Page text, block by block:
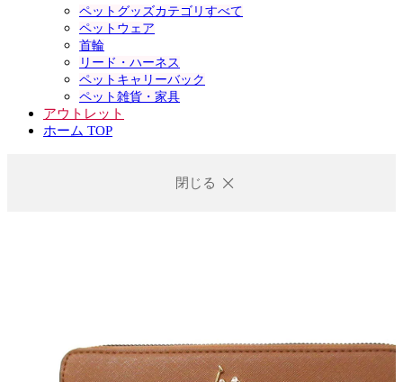
ペットグッズカテゴリすべて
ペットウェア
首輪
リード・ハーネス
ペットキャリーバック
ペット雑貨・家具
アウトレット
ホーム TOP
閉じる